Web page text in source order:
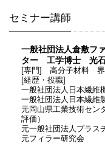
セミナー講師
一般社団法人倉敷フ
ター 工学博士 光
[専門] 高分子材料
[経歴・役職]
一般社団法人日本繊
一般社団法人日本繊
元岡山県工業技術セ
評価）
元一般社団法人プラ
元フィラー